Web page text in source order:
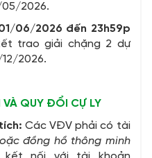
05/2026.
06/2026 đến 23h59p
trao giải chặng 2 dự
2026.
VÀ QUY ĐỔI CỰ LY
Các VĐV phải có tài
đồng hồ thông minh